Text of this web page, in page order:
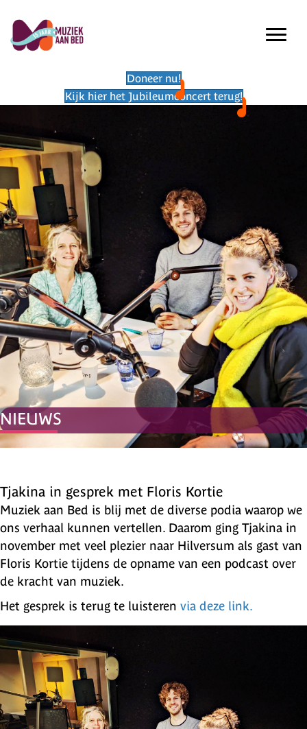
Doneer nu!
Kijk hier het Jubileumconcert terug!
NIEUWS
Tjakina in gesprek met Floris Kortie
Muziek aan Bed is blij met de diverse podia waarop we
ons verhaal kunnen vertellen. Daarom ging Tjakina in
november met veel plezier naar Hilversum als gast van
Floris Kortie tijdens de opname van een podcast over
de kracht van muziek.
Het gesprek is terug te luisteren via deze link.